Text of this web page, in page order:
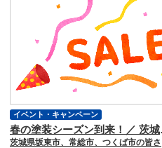
春の塗装
イベント・キャンペーン